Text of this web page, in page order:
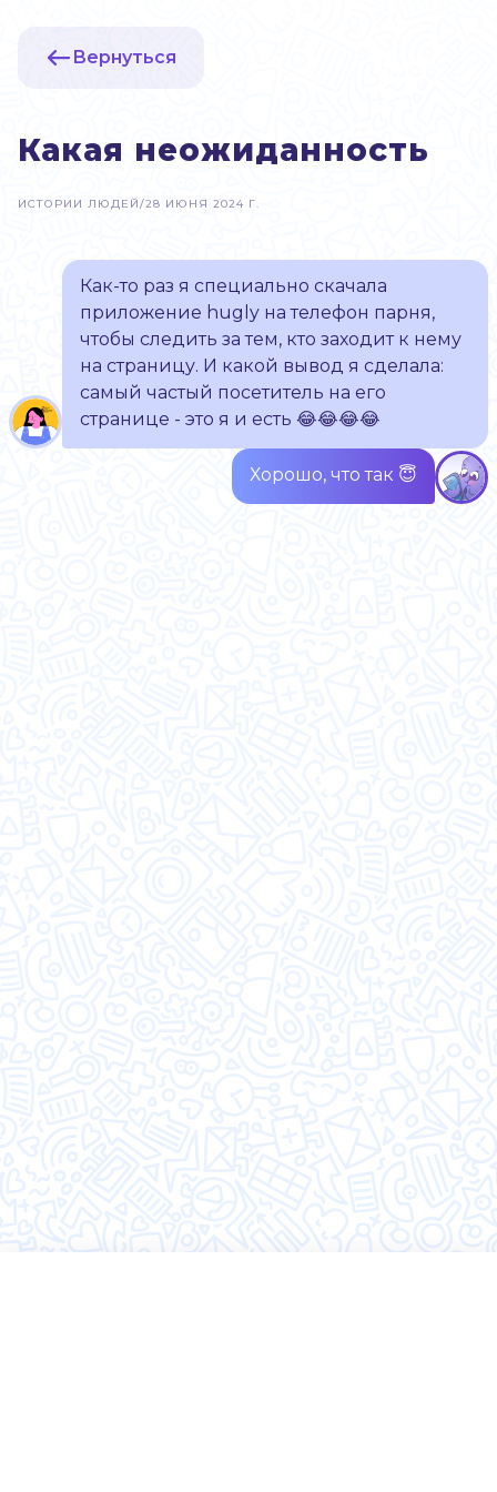
Вернуться
Какая неожиданность
ИСТОРИИ ЛЮДЕЙ/28 ИЮНЯ 2024 Г.
Как-то раз я специально скачала
приложение hugly на телефон парня,
чтобы следить за тем, кто заходит к нему
на страницу. И какой вывод я сделала:
самый частый посетитель на его
странице - это я и есть 😂😂😂😂
Хорошо, что так 😇